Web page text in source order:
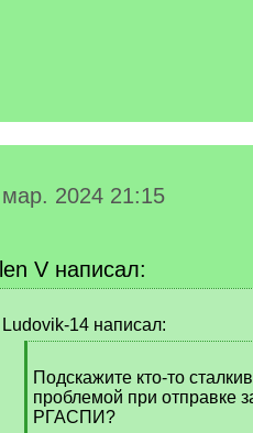
2024 21:15
V написал:
qLudovik-14 написал:
q
]
Подскажите кто-то
проблемой при отправке
РГАСПИ?